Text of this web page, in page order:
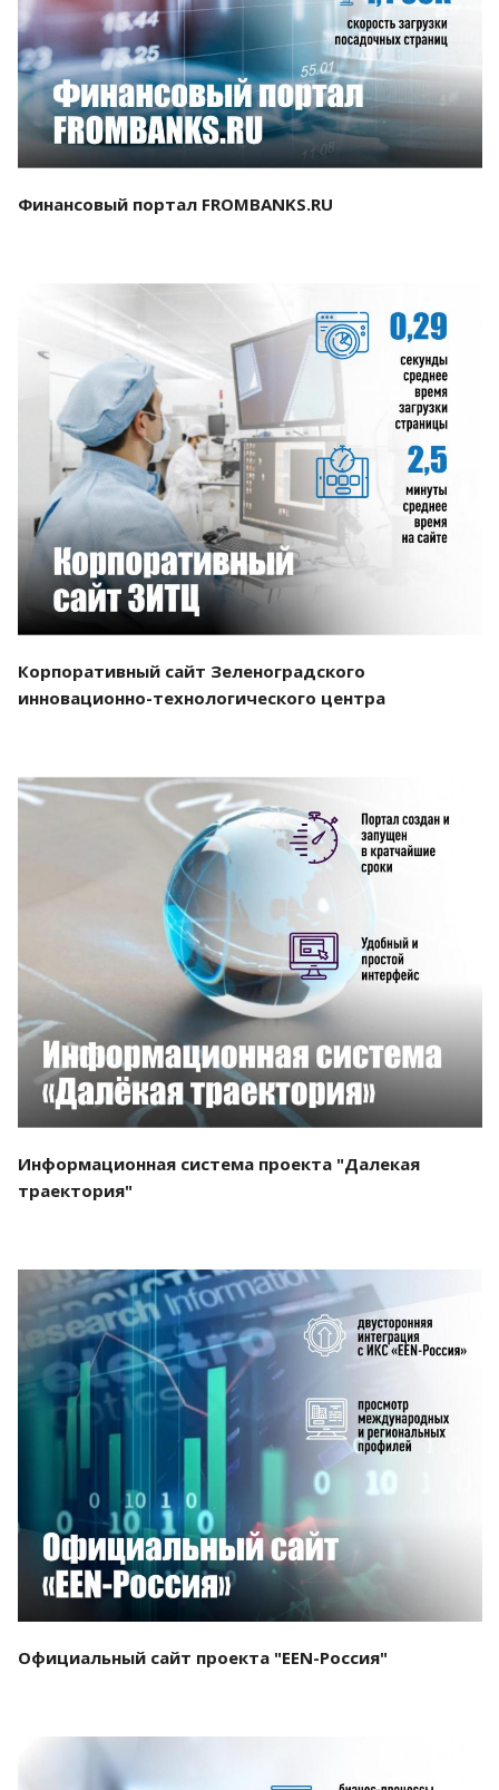
Смотреть проект
Финансовый портал FROMBANKS.RU
Смотреть проект
Корпоративный сайт Зеленоградского
инновационно-технологического центра
Смотреть проект
Информационная система проекта "Далекая
траектория"
Смотреть проект
Официальный сайт проекта "EEN-Россия"